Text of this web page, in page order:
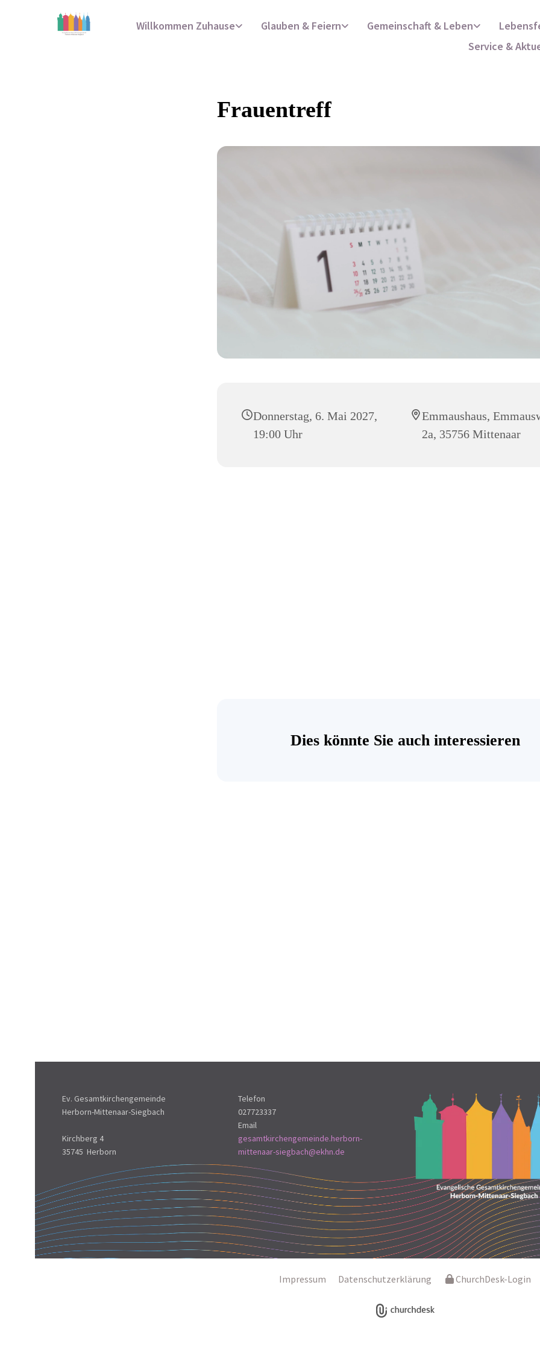
Willkommen Zuhause Glauben & Feiern Gemeinschaft & Leben
Service &
Frauentreff
Donnerstag, 6. Mai 2027,
19:00 Uhr
Emmaushaus,
2a, 35756 Mittenaar
Dies könnte Sie auch interessieren
Ev. Gesamtkirchengemeinde
Herborn-Mittenaar-Siegbach
Kirchberg 4
35745 Herborn
Telefon
027723337
Email
gesamtkirchengemeinde.herborn-
mittenaar-siegbach@ekhn.de
Impressum Datenschutzerklärung ChurchDesk-Login